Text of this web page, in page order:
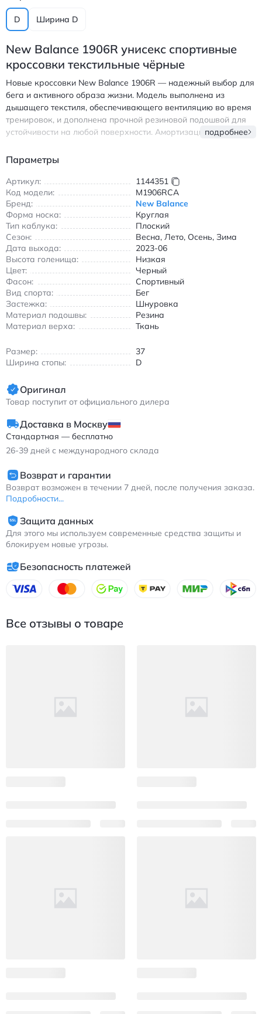
D Ширина D
New Balance 1906R унисекс спортивные
кроссовки текстильные чёрные
Новые кроссовки New Balance 1906R — надежный выбор для
бега и активного образа жизни. Модель выполнена из
дышащего текстиля, обеспечивающего вентиляцию во время
тренировок, и дополнена прочной резиновой подошвой для
устойчивости на любой поверхности. Амортизационная
шаг комфортным. Круглый носок и классическая шнуровка
серый дизайн легко сочетается с повседневной одеждой.
Кроссовки подходят для всех сезонов благодаря
износостойким материалам и продуманной конструкции.
Легкие, практичные и стильные — идеальное решение для
пробежек, прогулок и повседневной носки. Нью Бэлэнс 1906R
спортивные кроссовки текстильные чёрные с серыми
вставками для бега и повседневной носки
подробнее
Параметры
Артикул:
1144351
Код модели:
M1906RCA
Бренд:
New Balance
Форма носка:
Круглая
Тип каблука:
Плоский
Сезон:
Весна, Лето, Осень, Зима
Дата выхода:
2023-06
Высота голенища:
Низкая
Цвет:
Черный
Фасон:
Спортивный
Вид спорта:
Бег
Застежка:
Шнуровка
Материал подошвы:
Резина
Материал верха:
Ткань
Размер:
37
Ширина стопы:
D
Оригинал
Товар поступит от официального дилера
Доставка в Москву
Стандартная — бесплатно
26-39 дней с международного склада
Возврат и гарантии
Возврат возможен в течении 7 дней, после получения заказа.
Подробности...
Защита данных
Для этого мы используем современные средства защиты и
блокируем новые угрозы.
Безопасность платежей
Все отзывы о товаре